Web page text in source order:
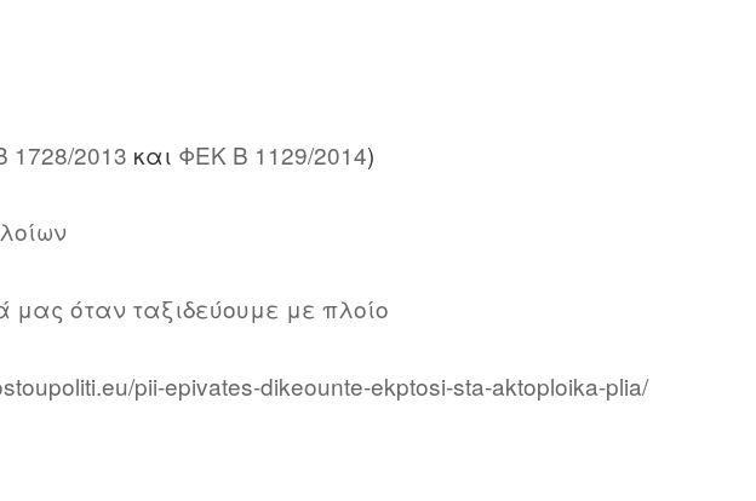
1728/2013 και ΦΕΚ Β 1129/2014)
μας όταν ταξιδεύουμε με πλοίο
pii-epivates-dikeounte-ekptosi-sta-aktoploika-plia/